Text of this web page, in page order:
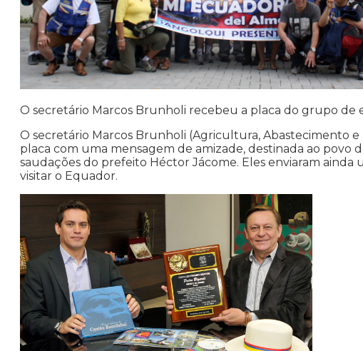
O secretário Marcos Brunholi recebeu a placa do grupo de
O secretário Marcos Brunholi (Agricultura, Abastecimento
placa com uma mensagem de amizade, destinada ao
saudações do prefeito Héctor Jácome. Eles enviaram
visitar o Equador.